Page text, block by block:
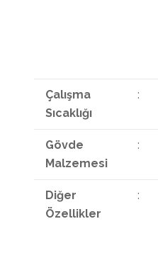
Çalışma
Sıcaklığı
:
Gövde
Malzemesi
:
Diğer
Özellikler
: